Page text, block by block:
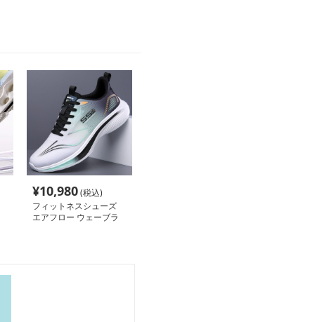
¥10,980(税込)
フィットネスシューズ
エアフロー ウェーブラ